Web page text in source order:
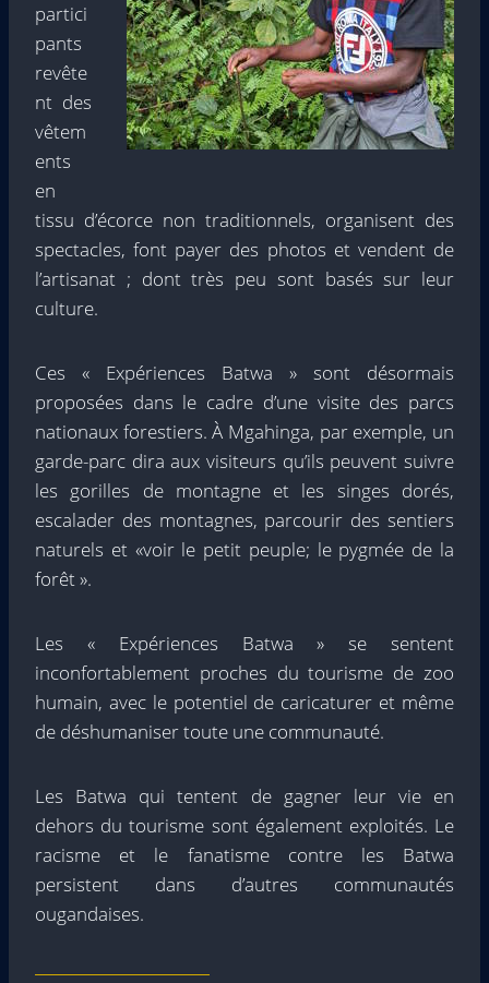
partici
pants
revête
nt des
vêtem
ents
en
tissu d’écorce non traditionnels, organisent des
spectacles, font payer des photos et vendent de
l’artisanat ; dont très peu sont basés sur leur
culture.
Ces « Expériences Batwa » sont désormais
proposées dans le cadre d’une visite des parcs
nationaux forestiers. À Mgahinga, par exemple, un
garde-parc dira aux visiteurs qu’ils peuvent suivre
les gorilles de montagne et les singes dorés,
escalader des montagnes, parcourir des sentiers
naturels et «voir le petit peuple; le pygmée de la
forêt ».
Les « Expériences Batwa » se sentent
inconfortablement proches du tourisme de zoo
humain, avec le potentiel de caricaturer et même
de déshumaniser toute une communauté.
Les Batwa qui tentent de gagner leur vie en
dehors du tourisme sont également exploités. Le
racisme et le fanatisme contre les Batwa
persistent dans d’autres communautés
ougandaises.